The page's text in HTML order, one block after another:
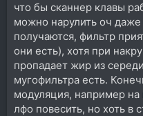
что бы сканнер клавы
можно нарулить оч даже
получаются, фильтр
они есть), хотя при
пропадает жир из
мугофильтра есть.
модуляция, например на
лфо повесить, но хоть в